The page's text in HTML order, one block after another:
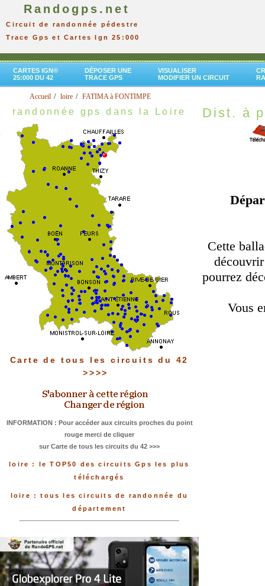
Randogps.net
Circuit de randonnée pédestre
Trace Gps et Cartes Ign 25:000
CARTES IGN®
25:000 DU 42
DÉPOSER UNE
TRACE GPS
VISUALISER
MODIFIER UN CIRCUIT
Accueil loire FATIMA à FONTIMPE
randonnée gps dans la Loire
Carte de tous les circuits du 42
>>>>
INFORMATION : Pour accéder aux circuits proches du point
rouge merci de cliquer
sur Carte de tous les circuits du 42 >>>
loire : le TOP50 des circuits Gps les plus
téléchargés
loire : tous les circuits de randonnée du
département
Dist. à
Cette
pourrez
Vous